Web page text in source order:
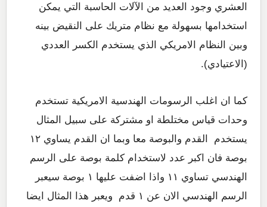
العشري وجود العديد من الآلات الحاسبة التي يمكن
استخدامها بسهولة مع نظام متريك على النقيض بينه
وبين النظام الامريكي الذي يستخدم الكسر العددي
(الاعتيادي).
كما ان اغلب الرسومات الهندسية الامريكية تستخدم
وحدات قياس مختلطة او مشتركة على سبيل المثال
يستخدم القدم والبوصة معا وبما ان القدم يساوي ١٢
بوصة فان اكبر عدد لاستخدام كلمة بوصة على الرسم
الهندسي تساوي ١١ واذا اضفت عليها ١ بوصة سيعبر
الرسم الهندسي الان عن ١ قدم ويعبر هذا المثال ايضا